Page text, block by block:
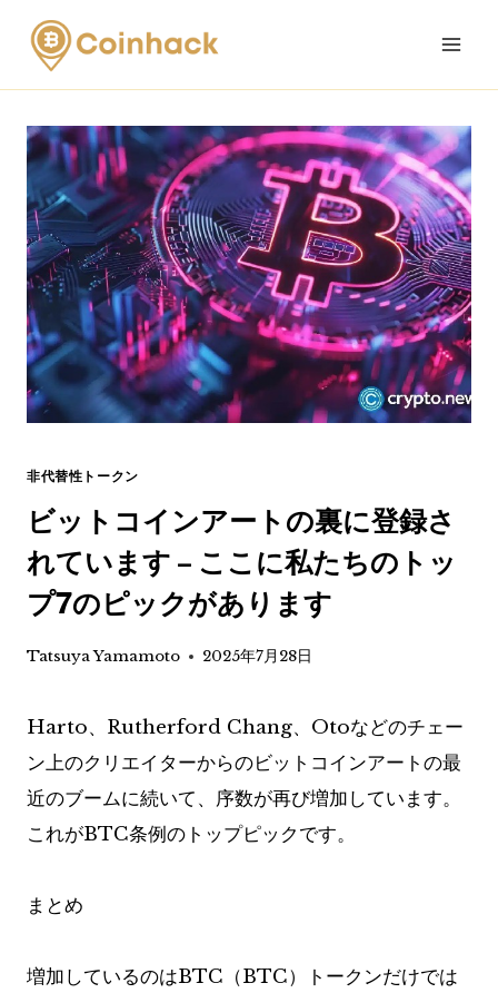
Skip
content
非代替性トークン
ビットコインアートの裏に登録さ
れています – ここに私たちのトッ
プ7のピックがあります
Tatsuya Yamamoto 2025年7月28日
Harto、Rutherford Chang、Otoなどのチェー
ン上のクリエイターからのビットコインアートの最
近のブームに続いて、序数が再び増加しています。
これがBTC条例のトップピックです。
まとめ
増加しているのはBTC（BTC）トークンだけでは